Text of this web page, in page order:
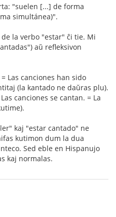
"suelen [...] de forma
simultánea)".
la verbo "estar" ĉi tie. Mi
aŭ refleksivon
Las canciones han sido
(la kantado ne daŭras plu).
canciones se cantan. = La
kaj "estar cantado" ne
kutimon dum la dua
Sed eble en Hispanujo
kaj normalas.